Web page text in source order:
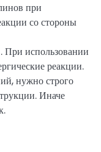
при
со стороны
При использовании
реакции.
нужно строго
Иначе